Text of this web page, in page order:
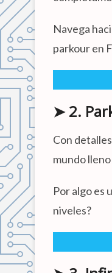
Navega
parkour en
➤ 2.
Con
mundo
Por algo es
niveles?